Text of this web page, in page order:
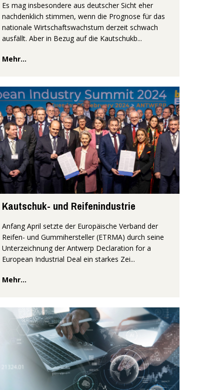
Es mag insbesondere aus deutscher Sicht eher
nachdenklich stimmen, wenn die Prognose für das
nationale Wirtschaftswachstum derzeit schwach
ausfällt. Aber in Bezug auf die Kautschukb...
Mehr...
Kautschuk- und Reifenindustrie
Anfang April setzte der Europäische Verband der
Reifen- und Gummihersteller (ETRMA) durch seine
Unterzeichnung der Antwerp Declaration for a
European Industrial Deal ein starkes Zei...
Mehr...